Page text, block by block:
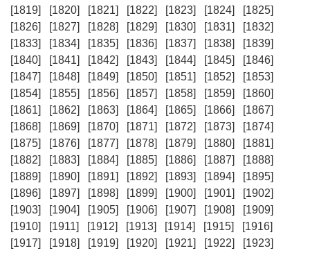
[1819]
[1820] [1821] [1822] [1823] [1824]
[1825]
[1826]
[1827] [1828] [1829] [1830] [1831]
[1832]
[1833]
[1834] [1835] [1836] [1837] [1838]
[1839]
[1840]
[1841] [1842] [1843] [1844] [1845]
[1846]
[1847]
[1848] [1849] [1850] [1851] [1852]
[1853]
[1854]
[1855] [1856] [1857] [1858] [1859]
[1860]
[1861]
[1862] [1863] [1864] [1865] [1866]
[1867]
[1868]
[1869] [1870] [1871] [1872] [1873]
[1874]
[1875]
[1876] [1877] [1878] [1879] [1880]
[1881]
[1882]
[1883] [1884] [1885] [1886] [1887]
[1888]
[1889]
[1890] [1891] [1892] [1893] [1894]
[1895]
[1896]
[1897] [1898] [1899] [1900] [1901]
[1902]
[1903]
[1904] [1905] [1906] [1907] [1908]
[1909]
[1910]
[1911] [1912] [1913] [1914] [1915]
[1916]
[1917]
[1918] [1919] [1920] [1921] [1922]
[1923]